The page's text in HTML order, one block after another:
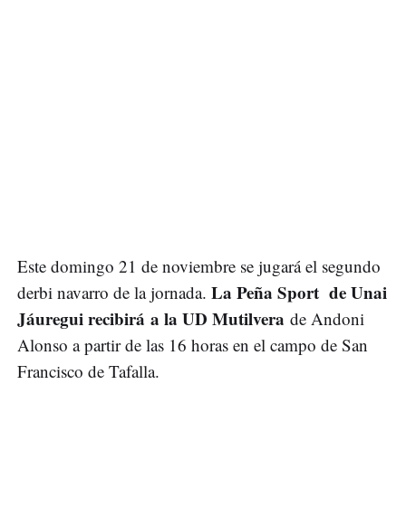
Este domingo 21 de noviembre se jugará el segundo
derbi navarro de la jornada. La Peña Sport de Unai
Jáuregui recibirá a la UD Mutilvera de Andoni
Alonso a partir de las 16 horas en el campo de San
Francisco de Tafalla.